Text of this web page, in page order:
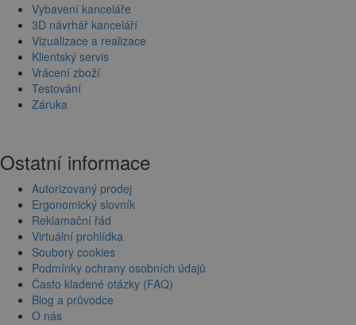
Vybavení kanceláře
3D návrhář kanceláří
Vizualizace a realizace
Klientský servis
Vrácení zboží
Testování
Záruka
Ostatní informace
Autorizovaný prodej
Ergonomický slovník
Reklamační řád
Virtuální prohlídka
Soubory cookies
Podmínky ochrany osobních údajů
Často kladené otázky (FAQ)
Blog a průvodce
O nás